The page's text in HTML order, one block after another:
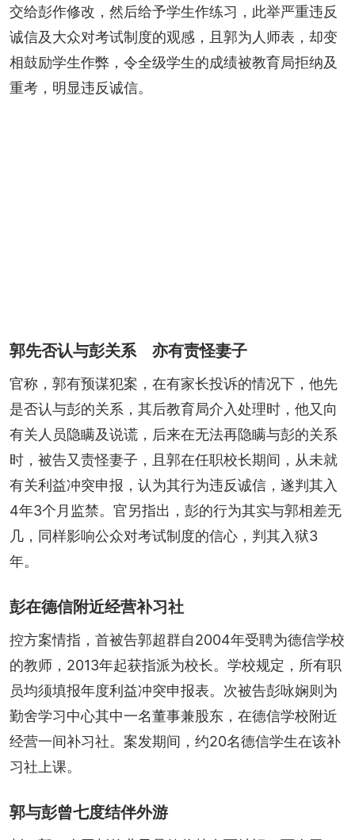
交给彭作修改，然后给予学生作练习，此举严重违反
诚信及大众对考试制度的观感，且郭为人师表，却变
相鼓励学生作弊，令全级学生的成绩被教育局拒纳及
重考，明显违反诚信。
郭先否认与彭关系 亦有责怪妻子
官称，郭有预谋犯案，在有家长投诉的情况下，他先
是否认与彭的关系，其后教育局介入处理时，他又向
有关人员隐瞒及说谎，后来在无法再隐瞒与彭的关系
时，被告又责怪妻子，且郭在任职校长期间，从未就
有关利益冲突申报，认为其行为违反诚信，遂判其入
4年3个月监禁。官另指出，彭的行为其实与郭相差无
几，同样影响公众对考试制度的信心，判其入狱3
年。
彭在德信附近经营补习社
控方案情指，首被告郭超群自2004年受聘为德信学校
的教师，2013年起获指派为校长。学校规定，所有职
员均须填报年度利益冲突申报表。次被告彭咏娴则为
勤舍学习中心其中一名董事兼股东，在德信学校附近
经营一间补习社。案发期间，约20名德信学生在该补
习社上课。
郭与彭曾七度结伴外游